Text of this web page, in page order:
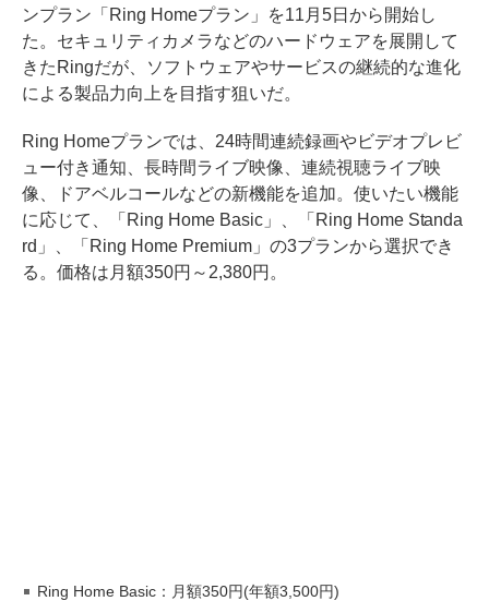
ンプラン「Ring Homeプラン」を11月5日から開始し
た。セキュリティカメラなどのハードウェアを展開して
きたRingだが、ソフトウェアやサービスの継続的な進化
による製品力向上を目指す狙いだ。
Ring Homeプランでは、24時間連続録画やビデオプレビ
ュー付き通知、長時間ライブ映像、連続視聴ライブ映
像、ドアベルコールなどの新機能を追加。使いたい機能
に応じて、「Ring Home Basic」、「Ring Home Standa
rd」、「Ring Home Premium」の3プランから選択でき
る。価格は月額350円～2,380円。
Ring Home Basic：月額350円(年額3,500円)